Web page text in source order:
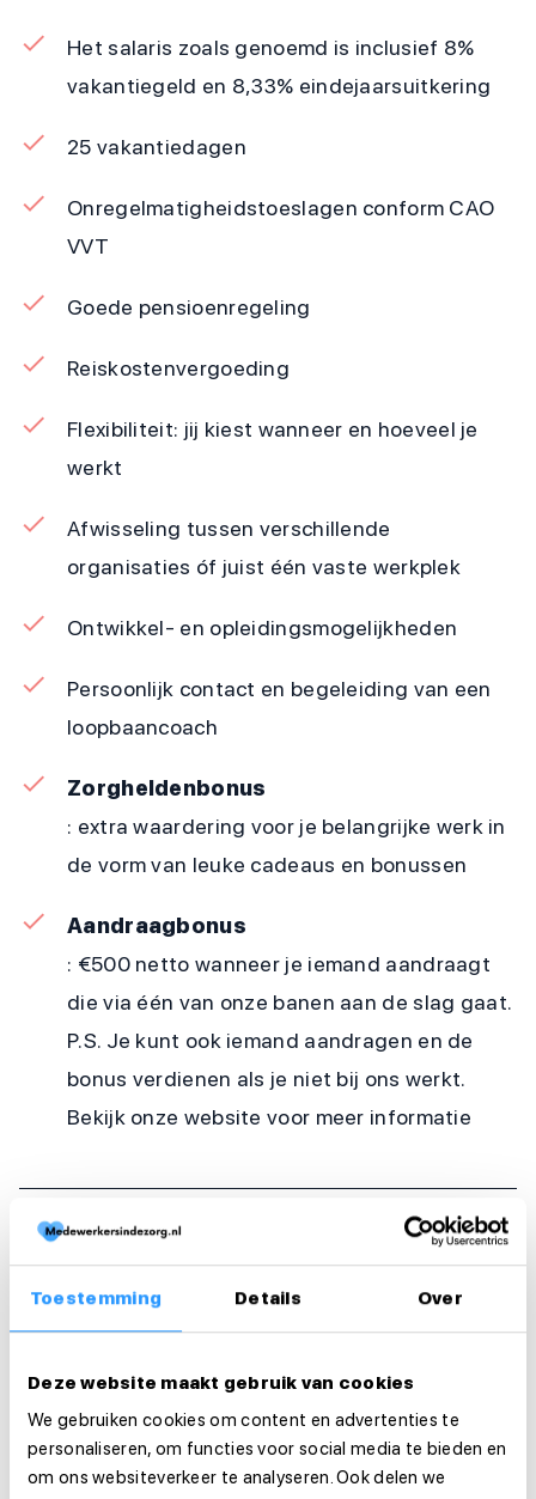
Toestemming Details Over
Deze website maakt gebruik van cookies
We gebruiken cookies om content en advertenties te
personaliseren, om functies voor social media te bieden en
om ons websiteverkeer te analyseren. Ook delen we
Het salaris zoals genoemd is inclusief 8%
vakantiegeld en 8,33% eindejaarsuitkering
25 vakantiedagen
Onregelmatigheidstoeslagen conform CAO
VVT
Goede pensioenregeling
Reiskostenvergoeding
Flexibiliteit: jij kiest wanneer en hoeveel je
werkt
Afwisseling tussen verschillende
organisaties óf juist één vaste werkplek
Ontwikkel- en opleidingsmogelijkheden
Persoonlijk contact en begeleiding van een
loopbaancoach
Zorgheldenbonus
: extra waardering voor je belangrijke werk in
de vorm van leuke cadeaus en bonussen
Aandraagbonus
: €500 netto wanneer je iemand aandraagt
die via één van onze banen aan de slag gaat.
P.S. Je kunt ook iemand aandragen en de
bonus verdienen als je niet bij ons werkt.
Bekijk onze website voor meer informatie
Functie-eisen
Sollicitatie